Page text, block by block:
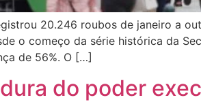
20.246 roubos de janeiro a
o começo da série histórica da
de 56%. O […]
do poder